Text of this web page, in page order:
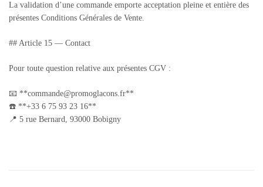
La validation d’une commande emporte acceptation pleine et entière des
présentes Conditions Générales de Vente.
## Article 15 — Contact
Pour toute question relative aux présentes CGV :
📧 **commande@promoglacons.fr**
☎️ **+33 6 75 93 23 16**
📍 5 rue Bernard, 93000 Bobigny